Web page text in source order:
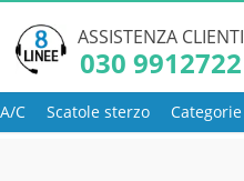
ASSISTENZA CLIENTI
030 9912722
C Scatole sterzo Categorie